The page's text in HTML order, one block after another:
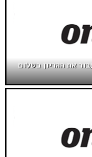
את ההריון בשלום